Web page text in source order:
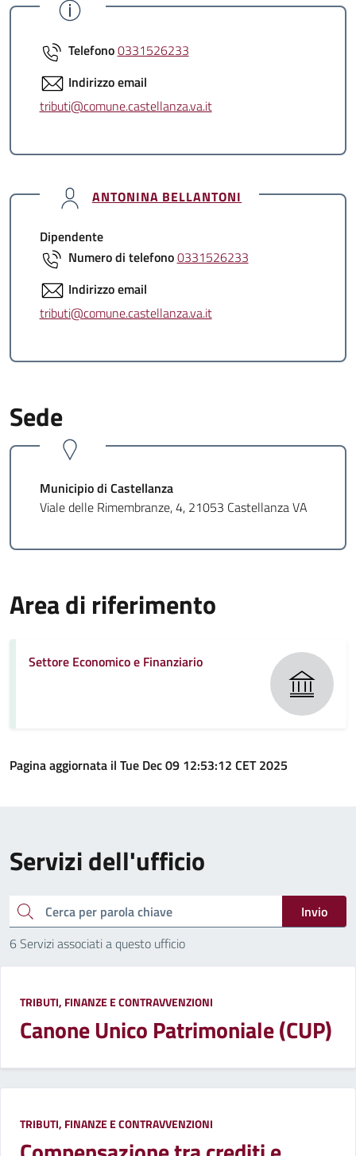
Telefono0331526233
Indirizzo email
tributi@comune.castellanza.va.it
ANTONINA BELLANTONI
Dipendente
Numero di telefono0331526233
Indirizzo email
tributi@comune.castellanza.va.it
Sede
Municipio di Castellanza
Viale delle Rimembranze, 4, 21053 Castellanza VA
Area di riferimento
Settore Economico e Finanziario
Pagina aggiornata il Tue Dec 09 12:53:12 CET 2025
Servizi dell'ufficio
cerca
Invio
6 Servizi associati a questo ufficio
TRIBUTI, FINANZE E CONTRAVVENZIONI
Canone Unico Patrimoniale (CUP)
TRIBUTI, FINANZE E CONTRAVVENZIONI